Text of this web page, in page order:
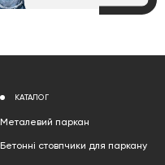
КАТАЛОГ
Металевий паркан
Бетонні стовпчики для паркану